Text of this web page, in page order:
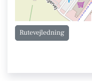
Rutevejledning